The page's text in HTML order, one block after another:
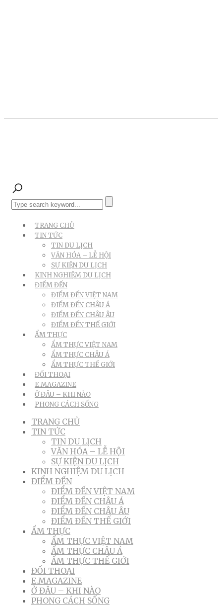
TRANG CHỦ
TIN TỨC
TIN DU LỊCH
VĂN HÓA – LỄ HỘI
SỰ KIỆN DU LỊCH
KINH NGHIỆM DU LỊCH
ĐIỂM ĐẾN
ĐIỂM ĐẾN VIỆT NAM
ĐIỂM ĐẾN CHÂU Á
ĐIỂM ĐẾN CHÂU ÂU
ĐIỂM ĐẾN THẾ GIỚI
ẨM THỰC
ẨM THỰC VIỆT NAM
ẨM THỰC CHÂU Á
ẨM THỰC THẾ GIỚI
ĐỐI THOẠI
E.MAGAZINE
Ở ĐÂU – KHI NÀO
PHONG CÁCH SỐNG
TRANG CHỦ
TIN TỨC
TIN DU LỊCH
VĂN HÓA – LỄ HỘI
SỰ KIỆN DU LỊCH
KINH NGHIỆM DU LỊCH
ĐIỂM ĐẾN
ĐIỂM ĐẾN VIỆT NAM
ĐIỂM ĐẾN CHÂU Á
ĐIỂM ĐẾN CHÂU ÂU
ĐIỂM ĐẾN THẾ GIỚI
ẨM THỰC
ẨM THỰC VIỆT NAM
ẨM THỰC CHÂU Á
ẨM THỰC THẾ GIỚI
ĐỐI THOẠI
E.MAGAZINE
Ở ĐÂU – KHI NÀO
PHONG CÁCH SỐNG